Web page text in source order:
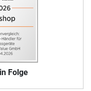
Folge